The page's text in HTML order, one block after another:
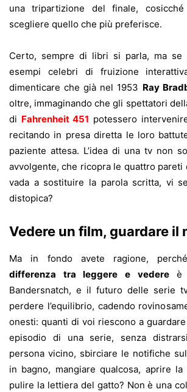
una tripartizione del finale,
scegliere quello che più preferisce.
Certo, sempre di libri si parla, ma se
esempi celebri di fruizione
dimenticare che già nel 1953 Ray
oltre, immaginando che gli spettatori
di Fahrenheit 451 potessero
recitando in presa diretta le loro
paziente attesa. L’idea di una tv non
avvolgente, che ricopra le quattro pareti
vada a sostituire la parola scritta, vi
distopica?
Vedere un film, guardare il
Ma in fondo avete ragione,
differenza tra leggere e vedereè
Bandersnatch, e il futuro delle serie
perdere l’equilibrio, cadendo
onesti: quanti di voi riescono a
episodio di una serie, senza
persona vicino, sbirciare le notifiche
in bagno, mangiare qualcosa, aprire
pulire la lettiera del gatto? Non è una